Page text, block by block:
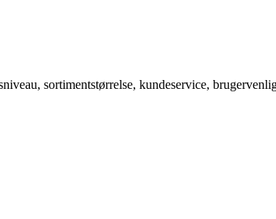
sortimentstørrelse, kundeservice,